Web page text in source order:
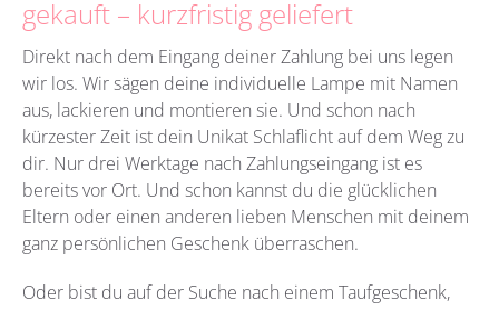
gekauft – kurzfristig geliefert
Direkt nach dem Eingang deiner Zahlung bei uns legen
wir los. Wir sägen deine individuelle Lampe mit Namen
aus, lackieren und montieren sie. Und schon nach
kürzester Zeit ist dein Unikat Schlaflicht auf dem Weg zu
dir. Nur drei Werktage nach Zahlungseingang ist es
bereits vor Ort. Und schon kannst du die glücklichen
Eltern oder einen anderen lieben Menschen mit deinem
ganz persönlichen Geschenk überraschen.
Oder bist du auf der Suche nach einem Taufgeschenk,